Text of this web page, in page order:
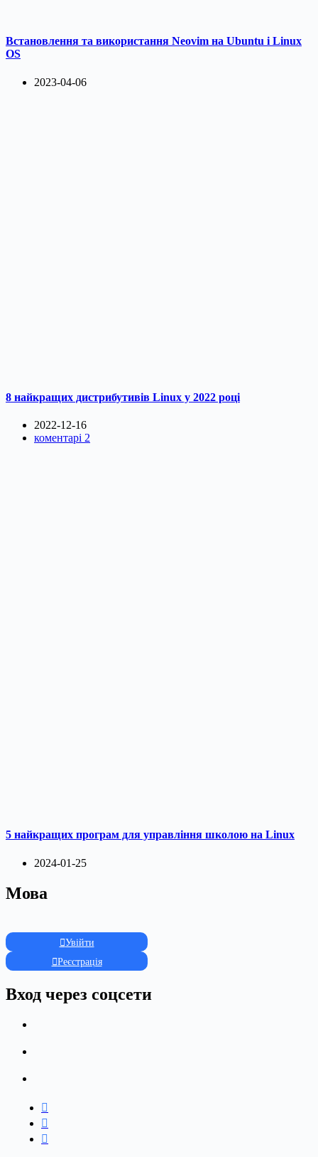
Встановлення та використання Neovim на Ubuntu і Linux
OS
2023-04-06
8 найкращих дистрибутивів Linux у 2022 році
2022-12-16
коментарі 2
5 найкращих програм для управління школою на Linux
2024-01-25
Мова
Увійти
Реєстрація
Вход через соцсети